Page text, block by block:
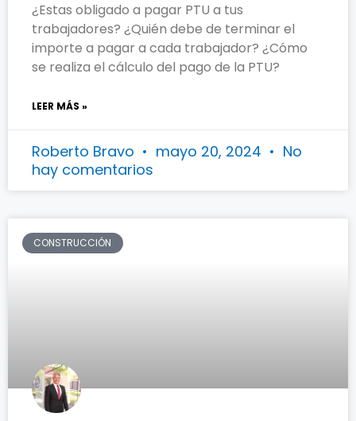
¿Estas obligado a pagar PTU a tus
trabajadores? ¿Quién debe de terminar el
importe a pagar a cada trabajador? ¿Cómo
se realiza el cálculo del pago de la PTU?
LEER MÁS »
Roberto Bravo mayo 20, 2024
No
hay comentarios
CONSTRUCCIÓN